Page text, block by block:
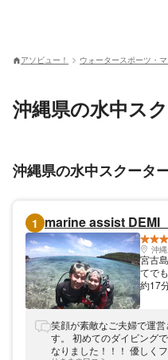
アソビュー！ ウォータースポーツ・
沖縄県の水中ス
沖縄県の水中スクータ
1 marine assist DEMI
沖
宮古
てで
約17
ベー
にお
シャ
笑顔が素敵なご夫婦で運
す。 初めてのダイビング
なりました！！！ 優しく